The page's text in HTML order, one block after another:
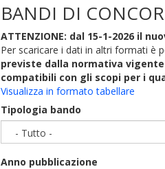
BANDI DI
ATTENZIONE: dal 15-1-2026 il
Per scaricare i dati in altri formati è
previste dalla normativa
compatibili con gli scopi per i
Visualizza in formato tabellare
Tipologia bando
- Tutto -
Anno pubblicazione